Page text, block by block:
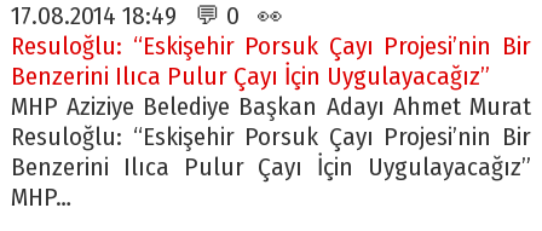
17.08.2014 18:49 💬 0 👀
Resuloğlu: “Eskişehir Porsuk Çayı Projesi’nin Bir
Benzerini Ilıca Pulur Çayı İçin Uygulayacağız”
MHP Aziziye Belediye Başkan Adayı Ahmet Murat
Resuloğlu: “Eskişehir Porsuk Çayı Projesi’nin Bir
Benzerini Ilıca Pulur Çayı İçin Uygulayacağız”
MHP…